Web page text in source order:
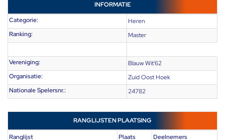
INFORMATIE
Categorie:
Heren
Ranking:
Master
Vereniging:
Blauw Wit'62
Organisatie:
Zuid Oost Hoek
Nationale Spelersnr.:
24782
RANGLIJSTEN PLAATSING
Ranglijst Plaats Deelnemers